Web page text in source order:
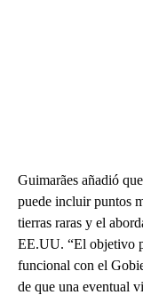
Guimarães añadió
puede incluir puntos
tierras raras y el
EE.UU. “El objetivo
funcional con el
de que una eventual